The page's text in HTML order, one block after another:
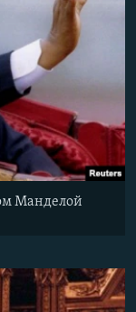
Манделой